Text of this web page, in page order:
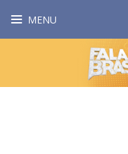
MENU